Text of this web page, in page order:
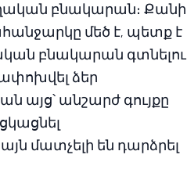
բնակարան։ Քանի
մեծ է, պետք է
բնակարան գտնելու
ձեր
այց՝ անշարժ գույքը
մատչելի են դարձրել